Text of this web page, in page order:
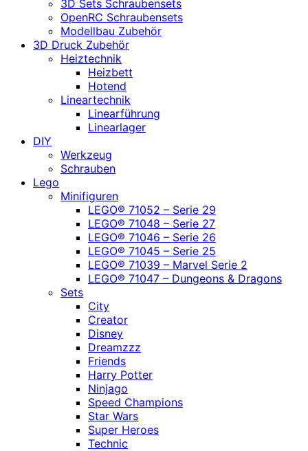
3D Sets Schraubensets
OpenRC Schraubensets
Modellbau Zubehör
3D Druck Zubehör
Heiztechnik
Heizbett
Hotend
Lineartechnik
Linearführung
Linearlager
DIY
Werkzeug
Schrauben
Lego
Minifiguren
LEGO® 71052 – Serie 29
LEGO® 71048 – Serie 27
LEGO® 71046 – Serie 26
LEGO® 71045 – Serie 25
LEGO® 71039 – Marvel Serie 2
LEGO® 71047 – Dungeons & Dragons
Sets
City
Creator
Disney
Dreamzzz
Friends
Harry Potter
Ninjago
Speed Champions
Star Wars
Super Heroes
Technic